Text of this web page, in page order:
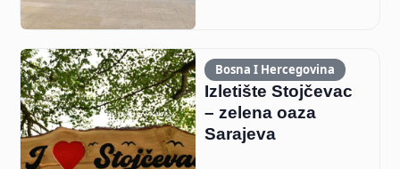
Bosna I Hercegovina
Izletište Stojčevac
– zelena oaza
Sarajeva